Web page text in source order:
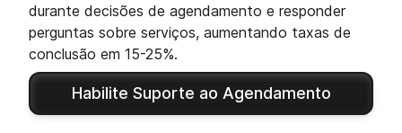
durante decisões de agendamento e responder
perguntas sobre serviços, aumentando taxas de
conclusão em 15-25%.
Habilite Suporte ao Agendamento